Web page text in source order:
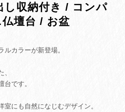
し収納付き / コンパ
壇台 / お盆
カラーが新登場。
台です。
にも自然になじむデザイン。